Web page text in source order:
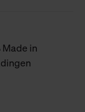
persönlichen Daten
Made in